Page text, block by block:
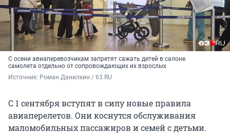
С осени авиаперевозчикам запретят сажать детей в салоне
самолета отдельно от сопровождающих их взрослых
Источник: Роман Данилкин / 63.RU
С 1 сентября вступят в силу новые правила
авиаперелетов. Они коснутся обслуживания
маломобильных пассажиров и семей с детьми.